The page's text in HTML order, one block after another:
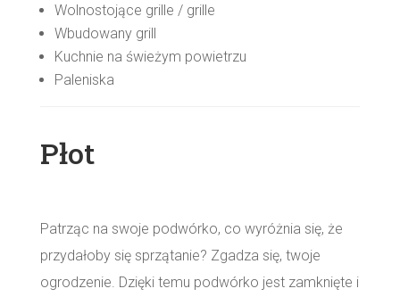
Wolnostojące grille / grille
Wbudowany grill
Kuchnie na świeżym powietrzu
Paleniska
Płot
Patrząc na swoje podwórko, co wyróżnia się, że
przydałoby się sprzątanie? Zgadza się, twoje
ogrodzenie. Dzięki temu podwórko jest zamknięte i